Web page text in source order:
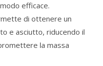
efficace.
di ottenere un
e asciutto, riducendo il
la massa